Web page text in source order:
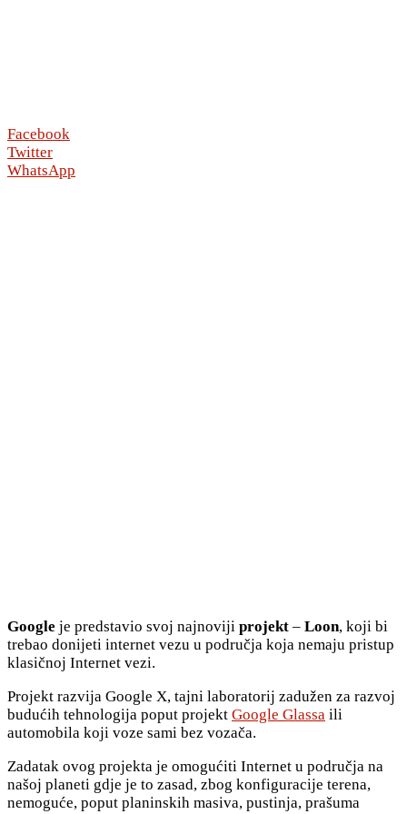
Facebook
Twitter
WhatsApp
Google je predstavio svoj najnoviji projekt – Loon, koji bi
trebao donijeti internet vezu u područja koja nemaju pristup
klasičnoj Internet vezi.
Projekt razvija Google X, tajni laboratorij zadužen za razvoj
budućih tehnologija poput projekt Google Glassa ili
automobila koji voze sami bez vozača.
Zadatak ovog projekta je omogućiti Internet u područja na
našoj planeti gdje je to zasad, zbog konfiguracije terena,
nemoguće, poput planinskih masiva, pustinja, prašuma